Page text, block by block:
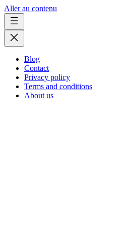
Aller au contenu
Blog
Contact
Privacy policy
Terms and conditions
About us